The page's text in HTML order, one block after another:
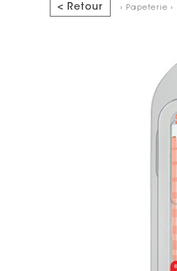
< Retour › Papeterie ›